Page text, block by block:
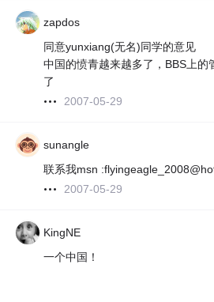
zapdos
同意yunxiang(无名)同学的意见
中国的愤青越来越多了，BBS上的
了
2007-05-29
sunangle
联系我msn
2007-05-29
KingNE
一个中国！